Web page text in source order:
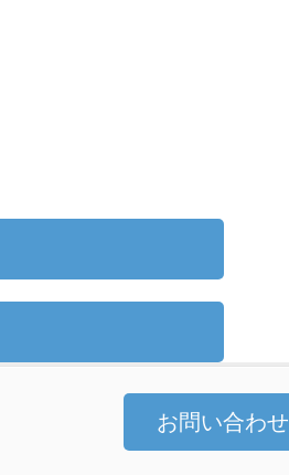
お問い合わせ